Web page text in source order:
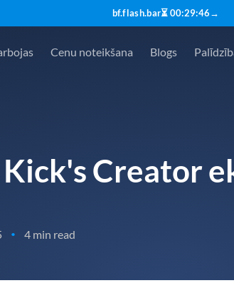
bf.flash.bar⏳00:29:45→
Cenu noteikšana Blogs
Creator
• 4 min read